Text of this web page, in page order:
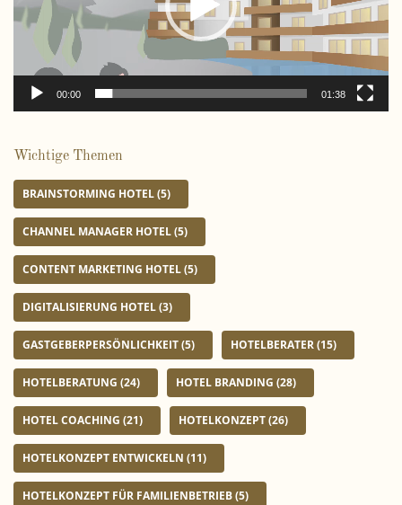
-
a
r
00:00 01:38
Wichtige Themen
BRAINSTORMING HOTEL(5)
CHANNEL MANAGER HOTEL(5)
CONTENT MARKETING HOTEL(5)
DIGITALISIERUNG HOTEL(3)
GASTGEBERPERSÖNLICHKEIT(5) HOTELBERATER(15)
HOTELBERATUNG (24) HOTEL BRANDING (28)
HOTEL COACHING (21) HOTELKONZEPT(26)
HOTELKONZEPT ENTWICKELN (11)
HOTELKONZEPT FÜR FAMILIENBETRIEB(5)